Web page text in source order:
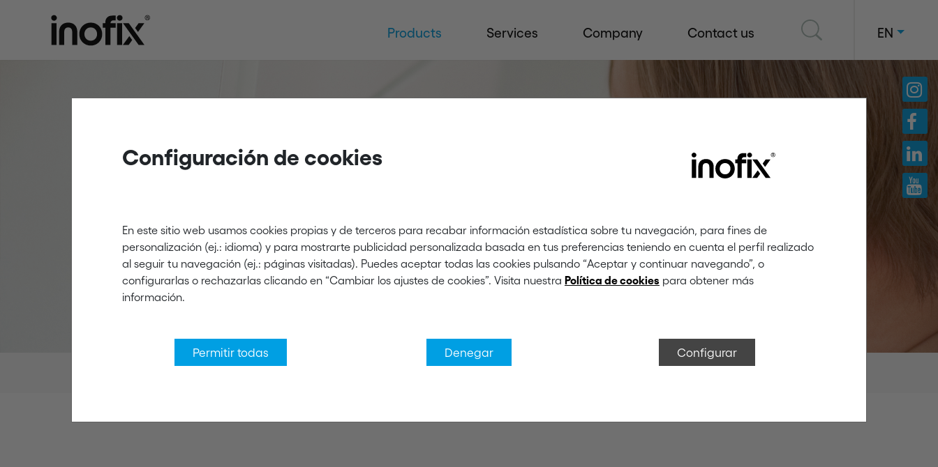
Configuración de cookies
En este sitio web usamos cookies propias y de terceros para recabar información estadística sobre tu navegación, para fines de
personalización (ej.: idioma) y para mostrarte publicidad personalizada basada en tus preferencias teniendo en cuenta el perfil realizado
al seguir tu navegación (ej.: páginas visitadas). Puedes aceptar todas las cookies pulsando “Aceptar y continuar navegando”, o
configurarlas o rechazarlas clicando en “Cambiar los ajustes de cookies”. Visita nuestra Política de cookies para obtener más
información.
Permitir todas Denegar Configurar
Products Services Company Contact us EN
Child safety at
home
Innovation and creativity